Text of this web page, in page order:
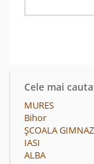
Cele mai
MURES
Bihor
ȘCOALA
IASI
ALBA